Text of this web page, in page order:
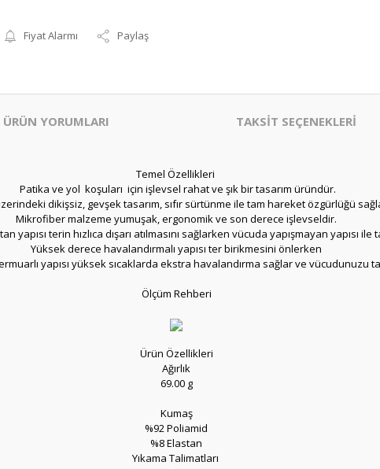
Fiyat Alarmı Paylaş
ÜRÜN YORUMLARI TAKSİT SEÇENEKLERİ
Temel Özellikleri
Patika ve yol koşuları için işlevsel rahat ve şık bir tasarım üründür.
dikişsiz, gevşek tasarım, sıfır sürtünme ile tam hareket özgürlüğü
Mikrofiber malzeme yumuşak, ergonomik ve son derece işlevseldir.
yapısı terin hızlıca dışarı atılmasını sağlarken vücuda yapışmayan yapısı
Yüksek derece havalandırmalı yapısı ter birikmesini önlerken
yapısı yüksek sıcaklarda ekstra havalandırma sağlar ve vücudunuzu
Ölçüm Rehberi
Ürün Özellikleri
Ağırlık
69.00 g
Kumaş
%92 Poliamid
%8 Elastan
Yıkama Talimatları